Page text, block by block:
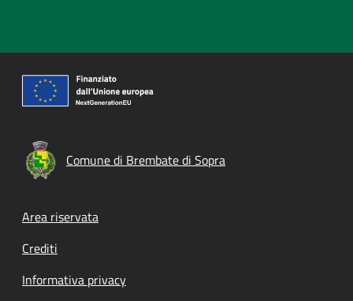
Comune di Brembate di Sopra
Footer menu
Area riservata
Crediti
Informativa privacy